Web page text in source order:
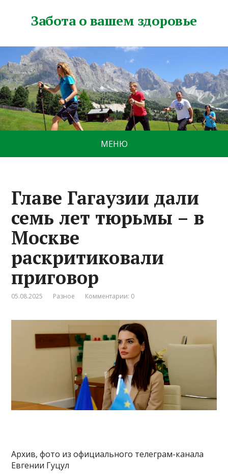
Забота о вашем здоровье
МЕНЮ
Главе Гагаузии дали
семь лет тюрьмы – в
Москве
раскритиковали
приговор
05.08.2025 Разное Комментарии: 0
Архив, фото из официального телеграм-канала
Евгении Гуцул